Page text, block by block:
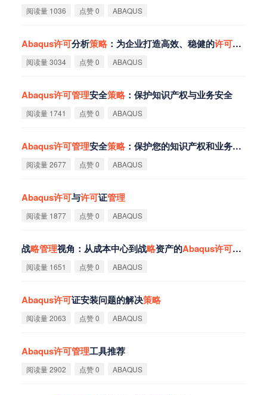
阅读量 1036 点赞 0 ABAQUS
Abaqus许可分析策略 ：为企业打造高效、稳健的许可管
阅读量 3034 点赞 0 ABAQUS
Abaqus许可管理安全策略 ：保护知识产权与业务安全
阅读量 1741 点赞 0 ABAQUS
Abaqus许可管理安全策略 ：保护您的知识产权和业务安全
阅读量 2677 点赞 0 ABAQUS
Abaqus许可与许可证管理
阅读量 1877 点赞 0 ABAQUS
战略管理视角：从成本中心到战略资产的Abaqus许可证
阅读量 1651 点赞 0 ABAQUS
Abaqus许可证安装问题的解决策略
阅读量 2063 点赞 0 ABAQUS
Abaqus许可管理工具推荐
阅读量 2902 点赞 0 ABAQUS